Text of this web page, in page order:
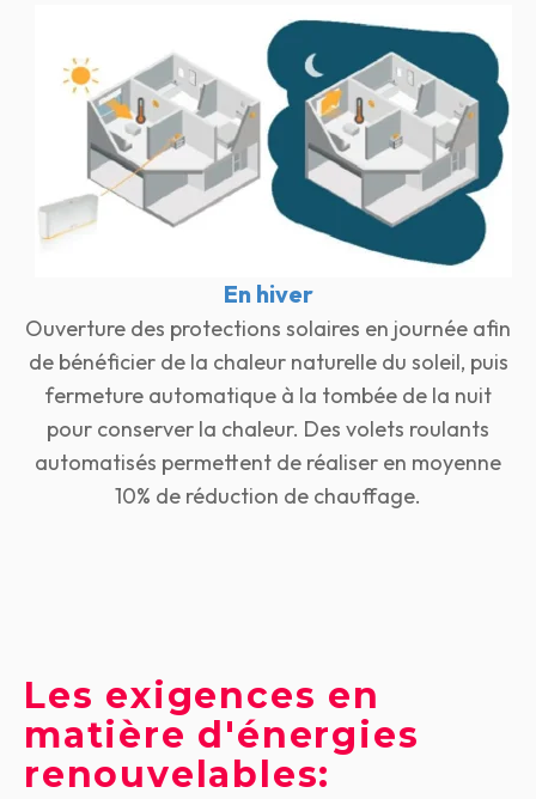
En hiver
Ouverture des protections solaires en journée afin
de bénéficier de la chaleur naturelle du soleil, puis
fermeture automatique à la tombée de la nuit
pour conserver la chaleur. Des volets roulants
automatisés permettent de réaliser en moyenne
10% de réduction de chauffage.
Les exigences en
matière d'énergies
renouvelables: